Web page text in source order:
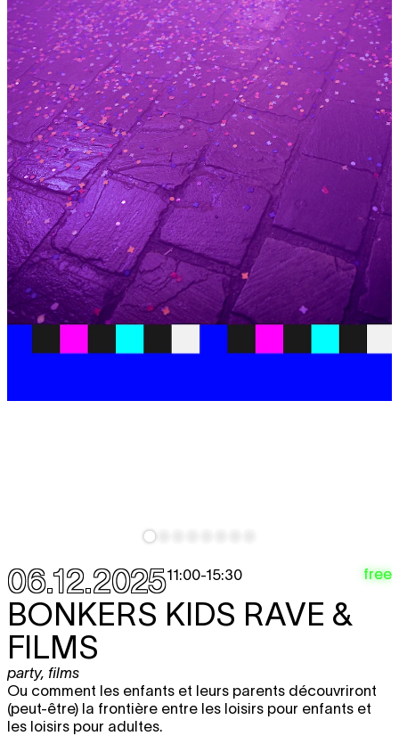
06.12.202511:00-15:30 free
BONKERS KIDS RAVE &
FILMS
party, films
Ou comment les enfants et leurs parents découvriront
(peut-être) la frontière entre les loisirs pour enfants et
les loisirs pour adultes.